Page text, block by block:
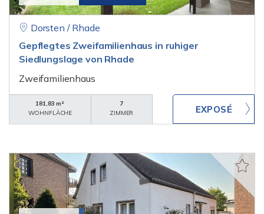
Dorsten / Rhade
Gepflegtes Zweifamilienhaus in ruhiger
Siedlungslage von Rhade
Zweifamilienhaus
181,83 m²
WOHNFLÄCHE
7
ZIMMER